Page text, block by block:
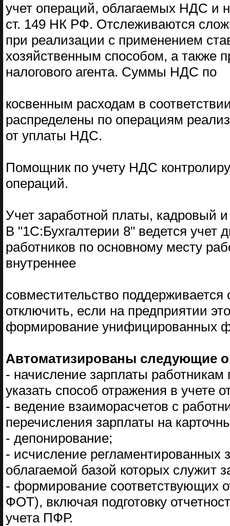
учет операций, облагаемых НДС и
ст. 149 НК РФ. Отслеживаются
при реализации с применением
хозяйственным способом, а также
налогового агента. Суммы НДС по
косвенным расходам в
распределены по операциям
от уплаты НДС.
Помощник по учету НДС
операций.
Учет заработной платы, кадровый
В "1С:Бухгалтерии 8" ведется учет
работников по основному месту
внутреннее
совместительство
отключить, если на предприятии
формирование унифицированных
Автоматизированы следующие
- начисление зарплаты
указать способ отражения в учете
- ведение взаиморасчетов с
перечисления зарплаты на
- депонирование;
- исчисление регламентированных
облагаемой базой которых служит
- формирование соответствующих
ФОТ), включая подготовку
учета ПФР.